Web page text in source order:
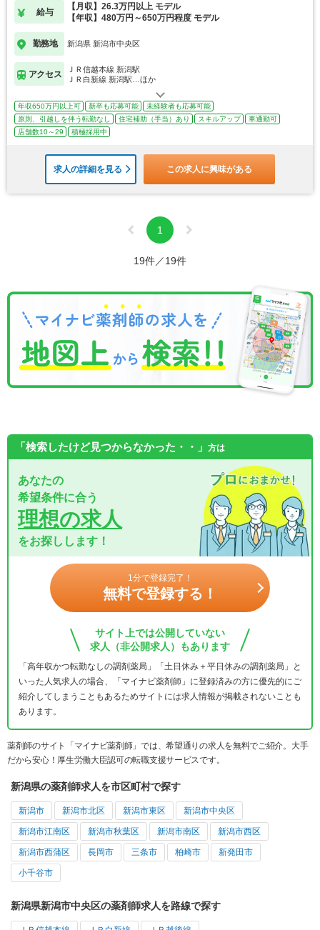
給与
【月収】26.3万円以上 モデル
【年収】480万円～650万円程度 モデル
勤務地 新潟県 新潟市中央区
アクセス
ＪＲ信越本線 新潟駅
ＪＲ白新線 新潟駅…ほか
年収650万円以上可 新卒も応募可能
未経験者も応募可能
原則、引越しを伴う転勤なし
住宅補助（手当）あり スキルアップ
車通勤可
店舗数10～29
積極採用中
求人の詳細を見る この求人に興味がある
1
19件／19件
「検索したけど見つからなかった・・」 方は
あなたの
希望条件に合う
理想の求人
をお探しします！
1分で登録完了！
無料で登録する！
サイト上では公開していない
求人（非公開求人）もあります
「高年収かつ転勤なしの調剤薬局」「土日休み＋平日休みの調剤薬局」と
いった人気求人の場合、「マイナビ薬剤師」に登録済みの方に優先的にご
紹介してしまうこともあるためサイトには求人情報が掲載されないことも
あります。
薬剤師のサイト「マイナビ薬剤師」では、希望通りの求人を無料でご紹介。大手
だから安心！厚生労働大臣認可の転職支援サービスです。
新潟県の薬剤師求人を市区町村で探す
新潟市 新潟市北区 新潟市東区 新潟市中央区
新潟市江南区 新潟市秋葉区 新潟市南区 新潟市西区
新潟市西蒲区 長岡市 三条市 柏崎市 新発田市
小千谷市
新潟県新潟市中央区の薬剤師求人を路線で探す